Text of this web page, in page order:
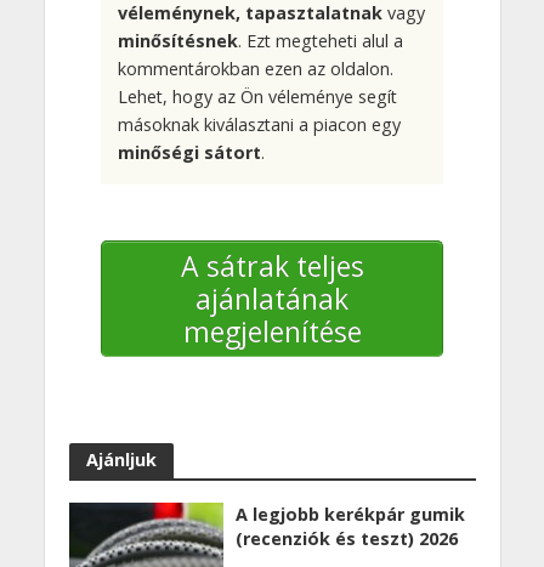
véleménynek, tapasztalatnak vagy
minősítésnek. Ezt megteheti alul a
kommentárokban ezen az oldalon.
Lehet, hogy az Ön véleménye segít
másoknak kiválasztani a piacon egy
minőségi sátort.
A sátrak teljes
ajánlatának
megjelenítése
Ajánljuk
A legjobb kerékpár gumik
(recenziók és teszt) 2026